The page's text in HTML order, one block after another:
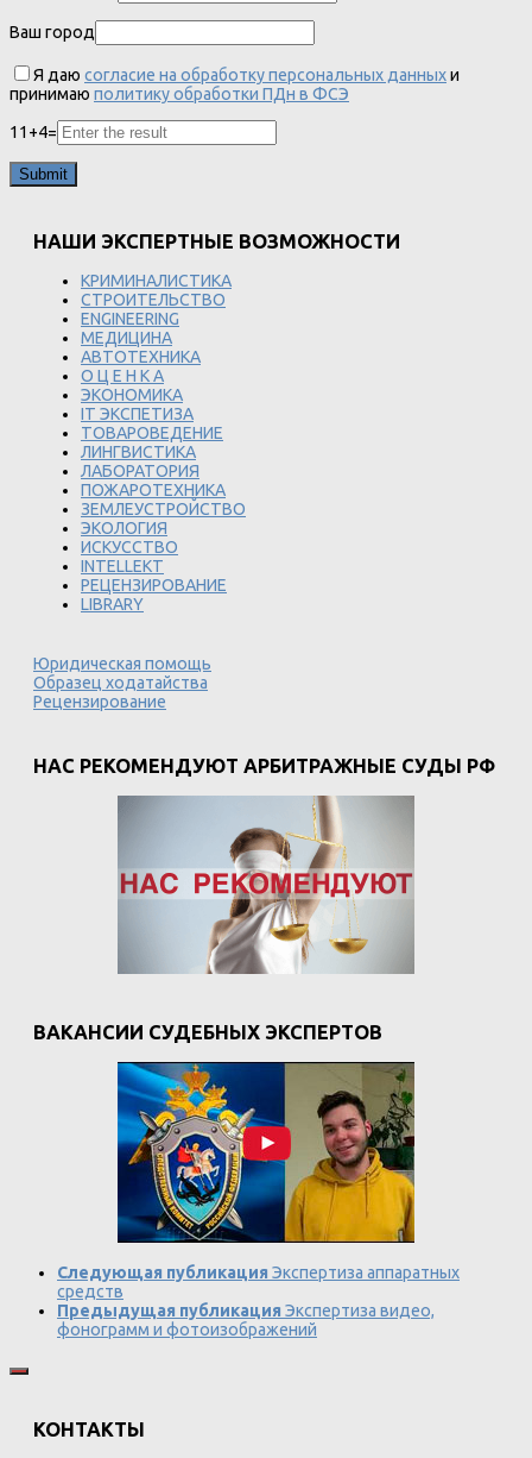
Ваш город
Я даю согласие на обработку персональных данныхи
принимаю политику обработки ПДн в ФСЭ
11 +4=
НАШИ ЭКСПЕРТНЫЕ ВОЗМОЖНОСТИ
КРИМИНАЛИСТИКА
СТРОИТЕЛЬСТВО
ENGINEERING
МЕДИЦИНА
АВТОТЕХНИКА
О Ц Е Н К А
ЭКОНОМИКА
IT ЭКСПЕТИЗА
ТОВАРОВЕДЕНИЕ
ЛИНГВИСТИКА
ЛАБОРАТОРИЯ
ПОЖАРОТЕХНИКА
ЗЕМЛЕУСТРОЙСТВО
ЭКОЛОГИЯ
ИСКУССТВО
INTELLEKT
РЕЦЕНЗИРОВАНИЕ
LIBRARY
Юридическая помощь
Образец ходатайства
Рецензирование
НАС РЕКОМЕНДУЮТ АРБИТРАЖНЫЕ СУДЫ РФ
ВАКАНСИИ СУДЕБНЫХ ЭКСПЕРТОВ
Следующая публикация Экспертиза аппаратных
средств
Предыдущая публикация Экспертиза видео,
фонограмм и фотоизображений
КОНТАКТЫ